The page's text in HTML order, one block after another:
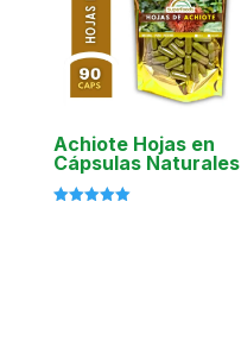
Achiote Hojas en
Cápsulas Naturales